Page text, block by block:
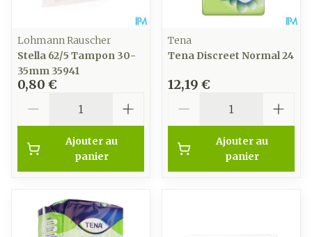
Lohmann Rauscher
Stella 62/5 Tampon 30-
35mm 35941
0,80 €
Ajouter au
panier
Tena
Tena Discreet Normal 24
12,19 €
Ajouter au
panier